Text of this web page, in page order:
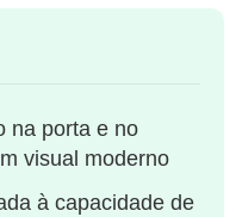
na porta e no
visual moderno
à capacidade de